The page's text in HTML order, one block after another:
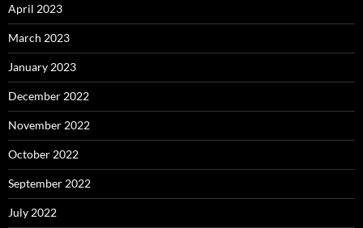
April 2023
March 2023
January 2023
December 2022
November 2022
October 2022
September 2022
July 2022